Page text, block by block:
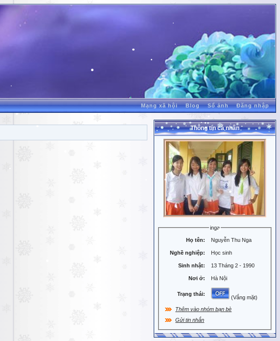
Mạng xã hội Blog Sổ ảnh Đăng nhập
Thông tin cá nhân
inga
Họ tên: Nguyễn Thu Nga
Nghề nghiệp: Học sinh
Sinh nhật: 13 Tháng 2 - 1990
Nơi ở: Hà Nội
Trạng thái:
(Vắng mặt)
Thêm vào nhóm bạn bè
Gửi tin nhắn